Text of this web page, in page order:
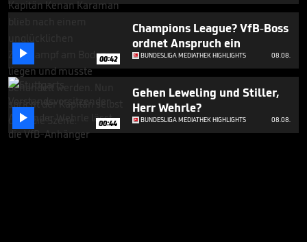
 00:42
Champions League? VfB-Boss
ordnet Anspruch ein
BUNDESLIGA MEDIATHEK HIGHLIGHTS 08.08.
 00:44
Gehen Leweling und Stiller,
Herr Wehrle?
BUNDESLIGA MEDIATHEK HIGHLIGHTS 08.08.